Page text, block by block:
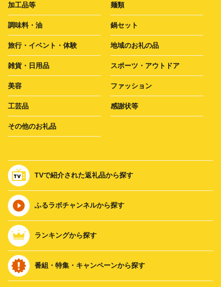
加工品等 麺類
調味料・油 鍋セット
旅行・イベント・体験 地域のお礼の品
雑貨・日用品 スポーツ・アウトドア
美容 ファッション
工芸品 感謝状等
その他のお礼品
TVで紹介された返礼品から探す
ふるラボチャンネルから探す
ランキングから探す
番組・特集・キャンペーンから探す